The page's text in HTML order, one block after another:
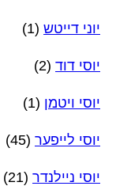
יוני דייטש (1)
יוסי דוד (2)
יוסי ויטמן (1)
יוסי לייפער (45)
יוסי ניילנדר (21)